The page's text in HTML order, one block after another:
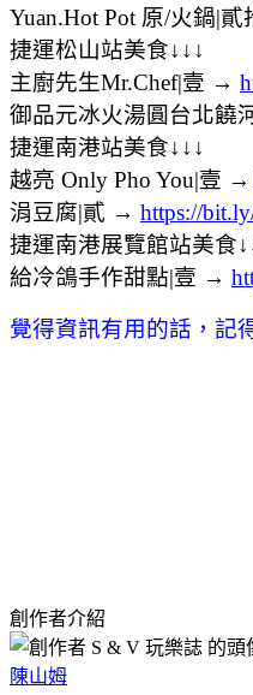
Yuan.Hot Pot 原/火鍋|
捷運松山站美食↓↓↓
主廚先生Mr.Chef|壹 →
御品元冰火湯圓台北饒
捷運南港站美食↓↓↓
越亮 Only Pho You|壹 →
涓豆腐|貳 → https://
捷運南港展覽館站美食
給冷鴿手作甜點|壹 →
覺得資訊有用的話，記
創作者介紹
陳山姆